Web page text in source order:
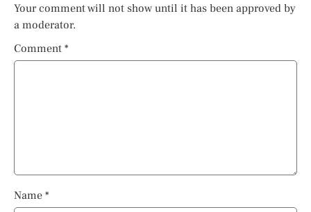
Your comment will not show until it has been approved by
a moderator.
Comment *
Name *